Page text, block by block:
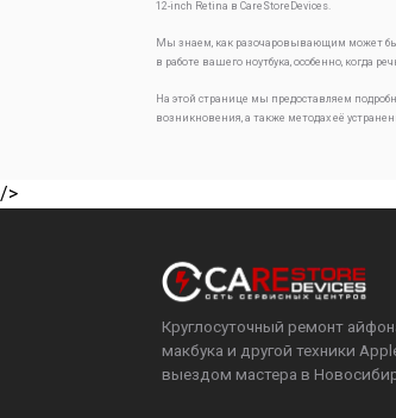
12-inch Retina в CareStoreDevices.
Мы знаем, как разочаровывающим может
в работе вашего ноутбука, особенно, когда
На этой странице мы предоставляем
возникновения, а также методах её
/>
Круглосуточный ремонт
макбука и другой техники
выездом мастера в